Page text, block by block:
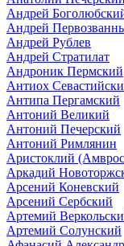
Андрей
Андрей
Андрей Рублев
Андрей Стратилат
Андроник Пермский
Антиох
Антипа Пергамский
Антоний Великий
Антоний Печерский
Антоний Римлянин
Аристоклий
Аркадий
Арсений Коневский
Арсений Сербский
Артемий
Артемий Солунский